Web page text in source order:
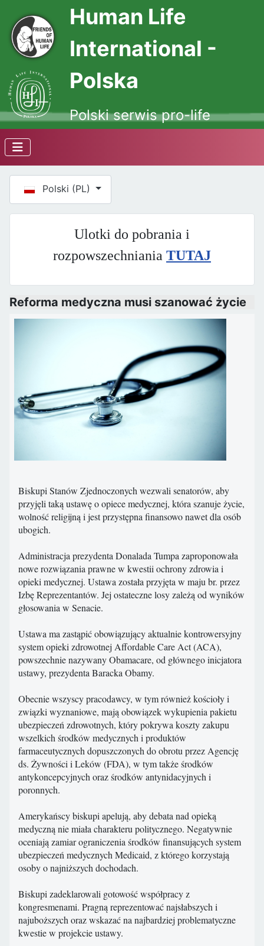
Human Life
International -
Polska
Polski serwis pro-life
Wybierz swój język
Polski (PL)
Ulotki do pobrania i
rozpowszechniania TUTAJ
Reforma medyczna musi szanować życie
Biskupi Stanów Zjednoczonych wezwali senatorów, aby
przyjęli taką ustawę o opiece medycznej, która szanuje życie,
wolność religijną i jest przystępna finansowo nawet dla osób
ubogich.
Administracja prezydenta Donalada Tumpa zaproponowała
nowe rozwiązania prawne w kwestii ochrony zdrowia i
opieki medycznej. Ustawa została przyjęta w maju br. przez
Izbę Reprezentantów. Jej ostateczne losy zależą od wyników
głosowania w Senacie.
Ustawa ma zastąpić obowiązujący aktualnie kontrowersyjny
system opieki zdrowotnej Affordable Care Act (ACA),
powszechnie nazywany Obamacare, od głównego inicjatora
ustawy, prezydenta Baracka Obamy.
Obecnie wszyscy pracodawcy, w tym również kościoły i
związki wyznaniowe, mają obowiązek wykupienia pakietu
ubezpieczeń zdrowotnych, który pokrywa koszty zakupu
wszelkich środków medycznych i produktów
farmaceutycznych dopuszczonych do obrotu przez Agencję
ds. Żywności i Leków (FDA), w tym także środków
antykoncepcyjnych oraz środków antynidacyjnych i
poronnych.
Amerykańscy biskupi apelują, aby debata nad opieką
medyczną nie miała charakteru politycznego. Negatywnie
oceniają zamiar ograniczenia środków finansujących system
ubezpieczeń medycznych Medicaid, z którego korzystają
osoby o najniższych dochodach.
Biskupi zadeklarowali gotowość współpracy z
kongresmenami. Pragną reprezentować najsłabszych i
najuboższych oraz wskazać na najbardziej problematyczne
kwestie w projekcie ustawy.